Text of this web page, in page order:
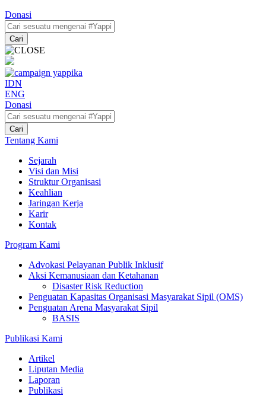
Donasi
Cari
IDN
ENG
Donasi
Cari
Tentang Kami
Sejarah
Visi dan Misi
Struktur Organisasi
Keahlian
Jaringan Kerja
Karir
Kontak
Program Kami
Advokasi Pelayanan Publik Inklusif
Aksi Kemanusiaan dan Ketahanan
Disaster Risk Reduction
Penguatan Kapasitas Organisasi Masyarakat Sipil (OMS)
Penguatan Arena Masyarakat Sipil
BASIS
Publikasi Kami
Artikel
Liputan Media
Laporan
Publikasi